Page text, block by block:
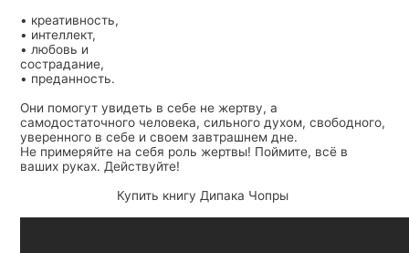
• креативность,
• интеллект,
• любовь и
сострадание,
• преданность.
Они помогут увидеть в себе не жертву, а
самодостаточного человека, сильного духом, свободного,
уверенного в себе и своем завтрашнем дне.
Не примеряйте на себя роль жертвы! Поймите, всё в
ваших руках. Действуйте!
Купить книгу Дипака Чопры